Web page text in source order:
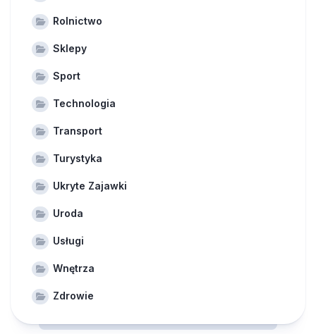
Rolnictwo
Sklepy
Sport
Technologia
Transport
Turystyka
Ukryte Zajawki
Uroda
Usługi
Wnętrza
Zdrowie